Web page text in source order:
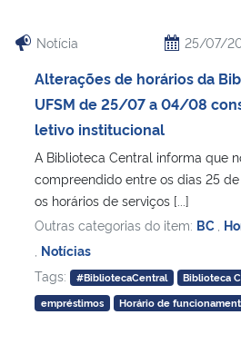
Notícia 25/07/
Alterações de horários da
UFSM de 25/07 a 04/08
letivo institucional
A Biblioteca Central informa que
compreendido entre os dias 25
os horários de serviços [...]
Outras categorias do item: BC
Notícias
Tags:
#BibliotecaCentral Biblioteca
empréstimos
Horário de